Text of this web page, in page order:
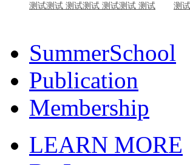
测试测试 测试测试 测试测试 测试 测
SummerSchool
Publication
Membership
LEARN MORE